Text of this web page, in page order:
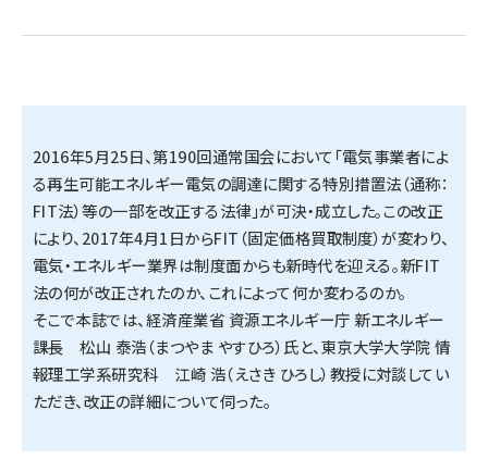
2016年5月25日、第190回通常国会において「電気事業者によ
る再生可能エネルギー電気の調達に関する特別措置法（通称：
FIT法）等の一部を改正する法律」が可決・成立した。この改正
により、2017年4月1日からFIT（固定価格買取制度）が変わり、
電気・エネルギー業界は制度面からも新時代を迎える。新FIT
法の何が改正されたのか、これによって何か変わるのか。
そこで本誌では、経済産業省 資源エネルギー庁 新エネルギー
課長 松山 泰浩（まつやま やすひろ）氏と、東京大学大学院 情
報理工学系研究科 江崎 浩（えさき ひろし）教授に対談してい
ただき、改正の詳細について伺った。